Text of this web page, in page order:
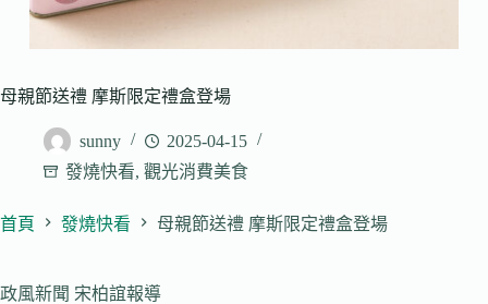
母親節送禮 摩斯限定禮盒登場
sunny
2025-04-15
發燒快看, 觀光消費美食
首頁 發燒快看 母親節送禮 摩斯限定禮盒登場
政風新聞 宋柏誼報導